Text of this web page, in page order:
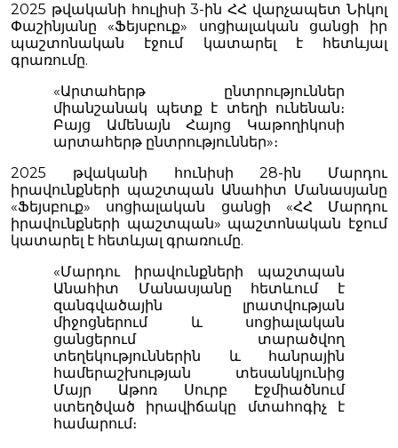
2025 թվականի հուլիսի 3-ին ՀՀ վարչապետ Նիկոլ
Փաշինյանը «Ֆեյսբուք» սոցիալական ցանցի իր
պաշտոնական էջում կատարել է հետևյալ
գրառումը.
«Արտահերթ ընտրություններ
միանշանակ պետք է տեղի ունենան։
Բայց Ամենայն Հայոց Կաթողիկոսի
արտահերթ ընտրություններ»։
2025 թվականի հունիսի 28-ին Մարդու
իրավունքների պաշտպան Անահիտ Մանասյանը
«Ֆեյսբուք» սոցիալական ցանցի «ՀՀ Մարդու
իրավունքների պաշտպան» պաշտոնական էջում
կատարել է հետևյալ գրառումը.
«Մարդու իրավունքների պաշտպան
Անահիտ Մանասյանը հետևում է
զանգվածային լրատվության
միջոցներում և սոցիալական
ցանցերում տարածվող
տեղեկություններին և հանրային
համերաշխության տեսանկյունից
Մայր Աթոռ Սուրբ Էջմիածնում
ստեղծված իրավիճակը մտահոգիչ է
համարում։